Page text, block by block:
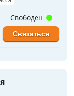
Свободен
Связаться